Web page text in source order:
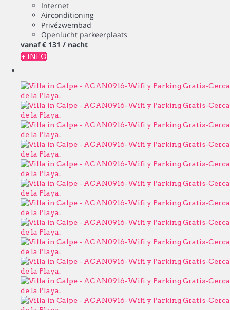
Internet
Airconditioning
Privézwembad
Openlucht parkeerplaats
vanaf € 131 / nacht
+ INFO